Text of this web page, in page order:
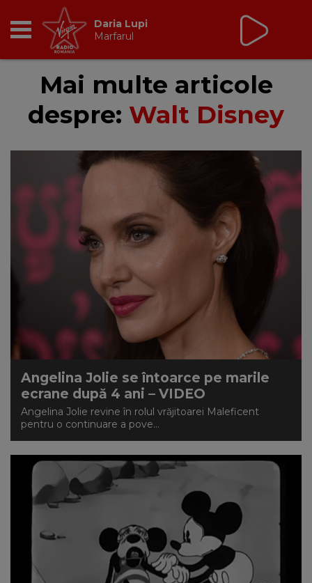
RADIO
BREAKFAST
TIC TALK
CÂȘTIGĂ
DANCEFLOOR CHART
RADIO ACADEMY
NEWS
CONTUL MEU
Daria Lupi
Marfarul
Mai multe articole
despre: Walt Disney
Angelina Jolie se întoarce pe marile
ecrane după 4 ani – VIDEO
Angelina Jolie revine în rolul vrăjitoarei Maleficent
pentru o continuare a pove...